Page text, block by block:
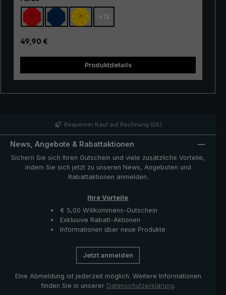
Einsteigermodell besonders gut geeignet. Das Gestell
aus 100% Glasfasern ist sehr flexibel und überzeugt
durch seine ausgezeichnete Stabilität und erstklassige
Verarbeitung. Durch den Einsatz von innovativen
Materialien ist der "Swing" zudem sehr leicht und kann
somit bequem in der Hand getragen werden. Ob bei
einem kurzen Regenschauer oder bei Dauerregen, der
beliebte Trekking-Regenschirm "Swing" bietet
Wetterbedingungen.
+ 12
Regulärer Preis:
49,90 €
Produktdetails
Bequemer Kauf auf Rechnung (DE)
News, Angebote & Rabattaktionen
Sichern Sie sich Ihren Gutschein und viele zusätzliche Vorteile,
indem Sie sich jetzt zu unseren News, Angeboten und
Rabattaktionen anmelden.
Ihre Vorteile
€ 5,00 Willkommens-Gutschein
Exklusive Rabatt-Aktionen
Informationen über neue Produkte
Jetzt anmelden
Eine Abmeldung ist jederzeit möglich. Weitere Informationen
finden Sie in unserer Datenschutzerklärung.